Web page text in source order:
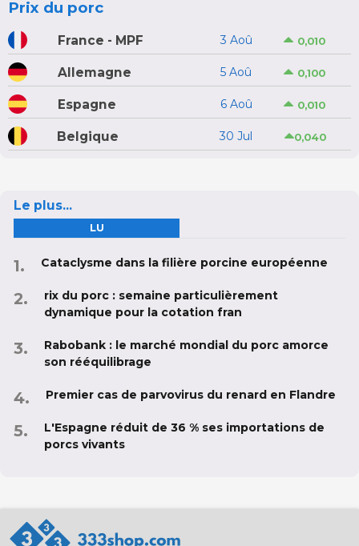
Prix du porc
France - MPF 3 Aoû 0,010
Allemagne 5 Aoû 0,100
Espagne 6 Aoû 0,010
Belgique 30 Jul 0,040
Le plus...
LU
Cataclysme dans la filière porcine européenne
rix du porc : semaine particulièrement
dynamique pour la cotation fran
Rabobank : le marché mondial du porc amorce
son rééquilibrage
Premier cas de parvovirus du renard en Flandre
L'Espagne réduit de 36 % ses importations de
porcs vivants